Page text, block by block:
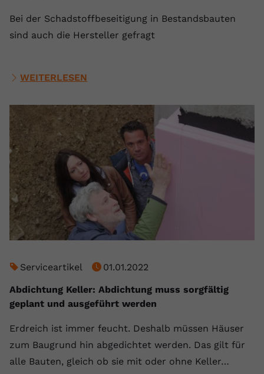
Bei der Schadstoffbeseitigung in Bestandsbauten
sind auch die Hersteller gefragt
WEITERLESEN
Serviceartikel
01.01.2022
Abdichtung Keller: Abdichtung muss sorgfältig
geplant und ausgeführt werden
Erdreich ist immer feucht. Deshalb müssen Häuser
zum Baugrund hin abgedichtet werden. Das gilt für
alle Bauten, gleich ob sie mit oder ohne Keller…